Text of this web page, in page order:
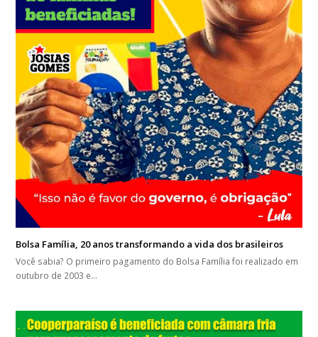
Bolsa Família, 20 anos transformando a vida dos brasileiros
Você sabia? O primeiro pagamento do Bolsa Família foi realizado em
outubro de 2003 e…